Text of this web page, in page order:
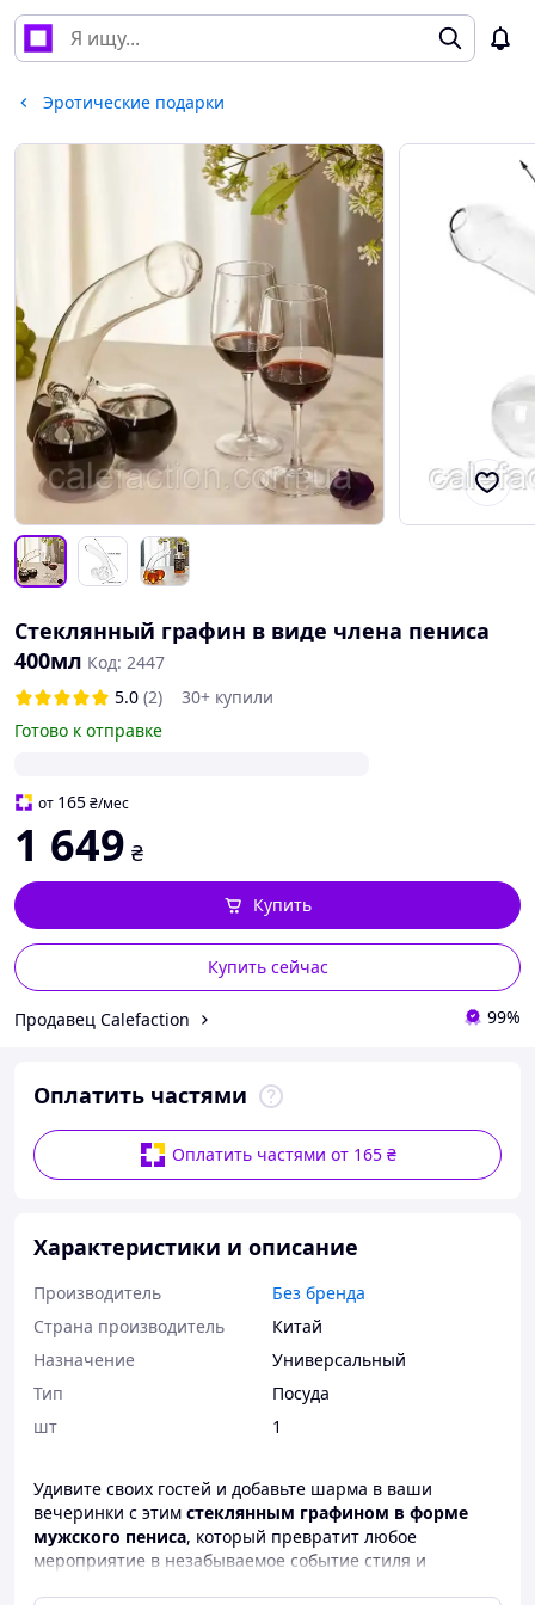
Эротические подарки
Стеклянный графин в виде члена пениса
400мл Код: 2447
5.0 (2)
30+ купили
Готово к отправке
от 165₴/мес
1 649 ₴
Купить сейчас
Купить
Продавец Calefaction 99%
Оплатить частями
Оплатить частями от 165 ₴
Характеристики и описание
Производитель
Без бренда
Страна производитель
Китай
Назначение
Универсальный
Тип
Посуда
шт
1
Удивите своих гостей и добавьте шарма в ваши
вечеринки с этим стеклянным графином в форме
мужского пениса, который превратит любое
мероприятие в незабываемое событие стиля и